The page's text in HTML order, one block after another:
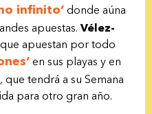
infinito’ donde aúna
apuestas. Vélez-
apuestan por todo
en sus playas y en
, que tendrá a su Semana
para otro gran año.